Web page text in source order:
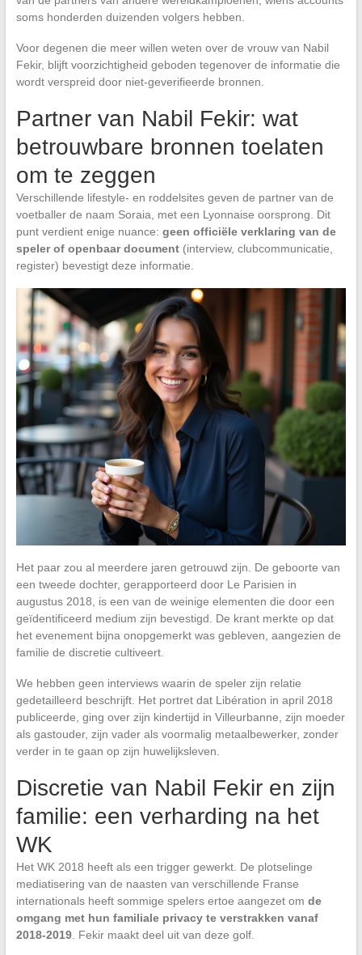
soms honderden duizenden volgers hebben.
Voor degenen die meer willen weten over de vrouw van Nabil
Fekir, blijft voorzichtigheid geboden tegenover de informatie die
wordt verspreid door niet-geverifieerde bronnen.
Partner van Nabil Fekir: wat
betrouwbare bronnen toelaten
om te zeggen
Verschillende lifestyle- en roddelsites geven de partner van de
voetballer de naam Soraia, met een Lyonnaise oorsprong. Dit
punt verdient enige nuance: geen officiële verklaring van de
speler of openbaar document(interview, clubcommunicatie,
register) bevestigt deze informatie.
Het paar zou al meerdere jaren getrouwd zijn. De geboorte van
een tweede dochter, gerapporteerd door Le Parisien in
augustus 2018, is een van de weinige elementen die door een
geïdentificeerd medium zijn bevestigd. De krant merkte op dat
het evenement bijna onopgemerkt was gebleven, aangezien de
familie de discretie cultiveert.
We hebben geen interviews waarin de speler zijn relatie
gedetailleerd beschrijft. Het portret dat Libération in april 2018
publiceerde, ging over zijn kindertijd in Villeurbanne, zijn moeder
als gastouder, zijn vader als voormalig metaalbewerker, zonder
verder in te gaan op zijn huwelijksleven.
Discretie van Nabil Fekir en zijn
familie: een verharding na het
WK
Het WK 2018 heeft als een trigger gewerkt. De plotselinge
mediatisering van de naasten van verschillende Franse
internationals heeft sommige spelers ertoe aangezet om de
omgang met hun familiale privacy te verstrakken vanaf
2018-2019. Fekir maakt deel uit van deze golf.